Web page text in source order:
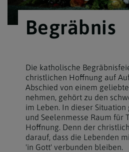
Begräbnis
Die katholische
christlichen Hoffnung auf
Abschied von einem
nehmen, gehört zu den
im Leben. In dieser Situation
und Seelenmesse Raum für
Hoffnung. Denn der
darauf, dass die Lebenden
'in Gott' verbunden bleiben.